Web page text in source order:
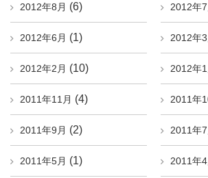
2012年8月 (6) 2012年7
2012年6月 (1) 2012年3
2012年2月 (10) 2012年1
2011年11月 (4) 2011年
2011年9月 (2) 2011年7
2011年5月 (1) 2011年4